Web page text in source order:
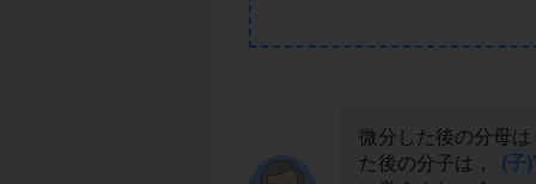
微分した後の分母
た後の分子は，
(子